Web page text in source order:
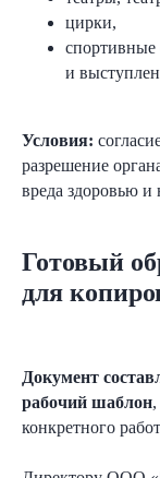
цирки,
спортивные
и
Условия:
разрешение
вреда здоровью и
Готовый
для
Документ
рабочий шаблон
конкретного